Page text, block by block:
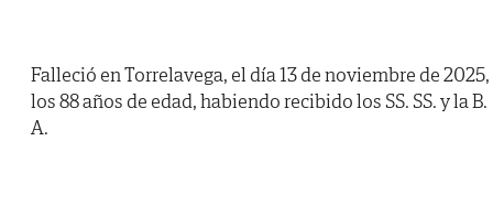
Falleció en Torrelavega, el día 13 de noviembre de 2025,
los 88 años de edad, habiendo recibido los SS. SS. y la B.
A.